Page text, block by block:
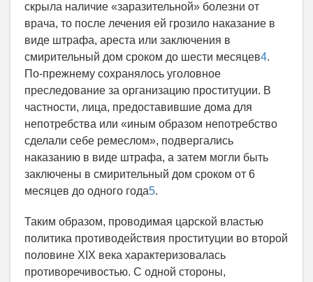
скрыла наличие «заразительной» болезни от
врача, то после лечения ей грозило наказание в
виде штрафа, ареста или заключения в
смирительный дом сроком до шести месяцев4.
По-прежнему сохранялось уголовное
преследование за организацию проституции. В
частности, лица, предоставившие дома для
непотребства или «иным образом непотребство
сделали себе ремеслом», подвергались
наказанию в виде штрафа, а затем могли быть
заключены в смирительный дом сроком от 6
месяцев до одного года5.
Таким образом, проводимая царской властью
политика противодействия проституции во второй
половине XIX века характеризовалась
противоречивостью. С одной стороны,